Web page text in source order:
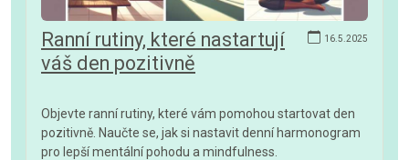
16.5.2025
Ranní rutiny, které nastartují
váš den pozitivně
Objevte ranní rutiny, které vám pomohou startovat den
pozitivně. Naučte se, jak si nastavit denní harmonogram
pro lepší mentální pohodu a mindfulness.